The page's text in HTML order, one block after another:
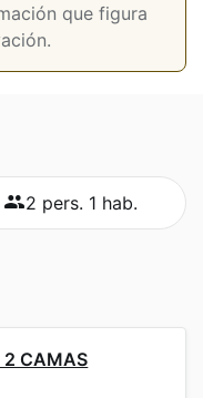
que figura
2 pers. 1 hab.
2 CAMAS